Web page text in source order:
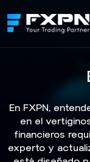
to
content
En FXPN,
en el
financieros
experto y